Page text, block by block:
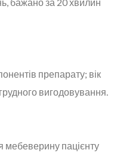
препарату; вік
вигодовування.
мебеверину пацієнту